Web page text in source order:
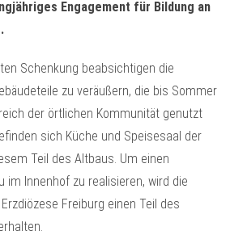
Engagement für Bildung an
Schenkung beabsichtigen die
zu veräußern, die bis Sommer
der örtlichen Kommunität genutzt
sich Küche und Speisesaal der
Teil des Altbaus. Um einen
im Innenhof zu realisieren, wird die
Freiburg einen Teil des